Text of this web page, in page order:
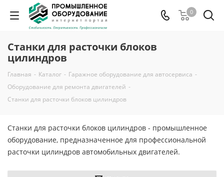
0
Станки для расточки блоков
цилиндров
Главная - Каталог - Гаражное оборудование для автосервиса -
Оборудование для ремонта двигателей -
Станки для расточки блоков цилиндров
Станки для расточки блоков цилиндров - промышленное
оборудование, предназначенное для профессиональной
расточки цилиндров автомобильных двигателей.